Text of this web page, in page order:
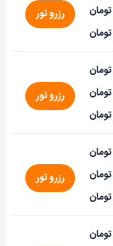
تومان
تومان
رزرو تور
تومان
تومان
تومان
رزرو تور
تومان
تومان
تومان
رزرو تور
تومان